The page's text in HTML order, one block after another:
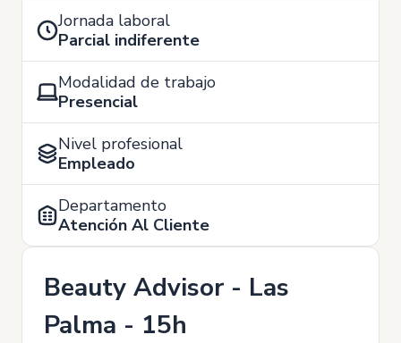
Jornada laboral
Parcial indiferente
Modalidad de trabajo
Presencial
Nivel profesional
Empleado
Departamento
Atención Al Cliente
Beauty Advisor - Las
Palma - 15h